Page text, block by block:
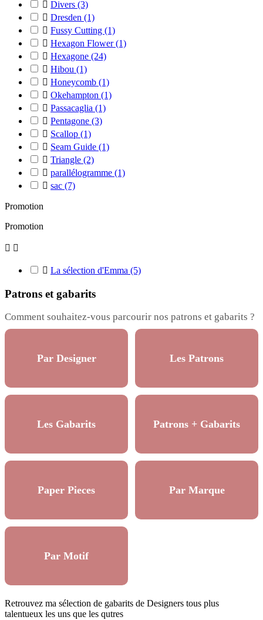
 Divers (3)
 Dresden (1)
 Fussy Cutting (1)
 Hexagon Flower(1)
 Hexagone (24)
 Hibou (1)
 Honeycomb (1)
 Okehampton (1)
 Passacaglia (1)
 Pentagone (3)
 Scallop (1)
 Seam Guide (1)
 Triangle (2)
 parallélogramme (1)
 sac (7)
Promotion
Promotion
 
 La sélection d'Emma (5)
Patrons et gabarits
Comment souhaitez-vous parcourir nos patrons et gabarits ?
Par Designer Les Patrons
Les Gabarits Patrons + Gabarits
Paper Pieces Par Marque
Par Motif
Retrouvez ma sélection de gabarits de Designers tous plus
talentueux les uns que les qutres